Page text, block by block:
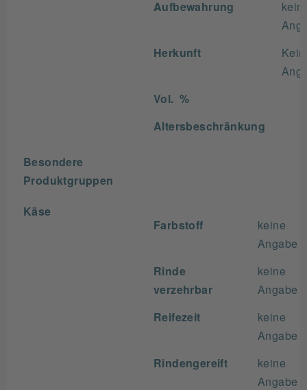
Aufbewahrung
Herkunft
Vol. %
Altersbeschränkung
Besondere
Produktgruppen
Käse
Farbstoff
keine
Angabe
Rinde
verzehrbar
keine
Angabe
Reifezeit
keine
Angabe
Rindengereift
keine
Angabe